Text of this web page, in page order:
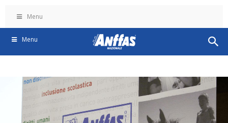
Menu
Menu